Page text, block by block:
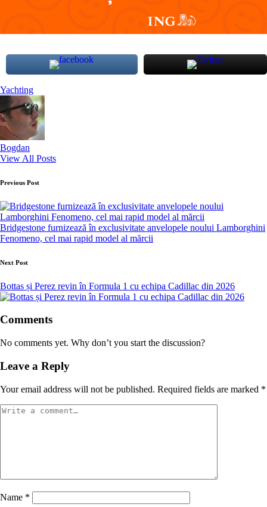
Tags:
Yachting
Bogdan
View All Posts
Post
navigation
Previous Post
Bridgestone furnizează în exclusivitate anvelopele noului Lamborghini
Fenomeno, cel mai rapid model al mărcii
Next Post
Bottas și Perez revin în Formula 1 cu echipa Cadillac din 2026
Comments
No comments yet. Why don’t you start the discussion?
Leave a Reply
Your email address will not be published. Required fields are marked *
Name *